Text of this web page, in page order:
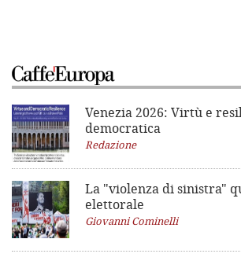
Venezia 2026: Virtù e
democratica
Redazione
La "violenza di sinistra"
elettorale
Giovanni Cominelli